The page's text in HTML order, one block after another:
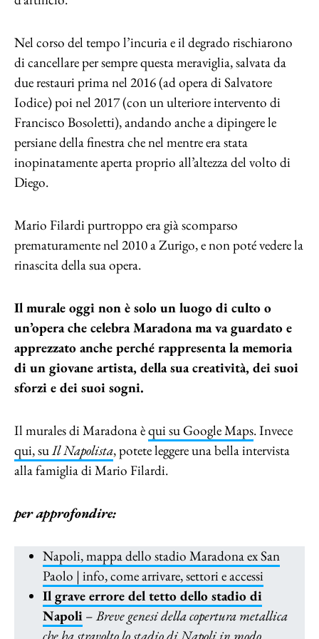
Nel corso del tempo l’incuria e il degrado rischiarono
di cancellare per sempre questa meraviglia, salvata da
due restauri prima nel 2016 (ad opera di Salvatore
Iodice) poi nel 2017 (con un ulteriore intervento di
Francisco Bosoletti), andando anche a dipingere le
persiane della finestra che nel mentre era stata
inopinatamente aperta proprio all’altezza del volto di
Diego.
Mario Filardi purtroppo era già scomparso
prematuramente nel 2010 a Zurigo, e non poté vedere la
rinascita della sua opera.
Il murale oggi non è solo un luogo di culto o
un’opera che celebra Maradona ma va guardato e
apprezzato anche perché rappresenta la memoria
di un giovane artista, della sua creatività, dei suoi
sforzi e dei suoi sogni.
Il murales di Maradona èqui su Google Maps. Invece
qui, suIl Napolista, potete leggere una bella intervista
alla famiglia di Mario Filardi.
per approfondire:
Napoli, mappa dello stadio Maradona ex San
Paolo | info, come arrivare, settori e accessi
Il grave errore del tetto dello stadio di
Napoli –Breve genesi della copertura metallica